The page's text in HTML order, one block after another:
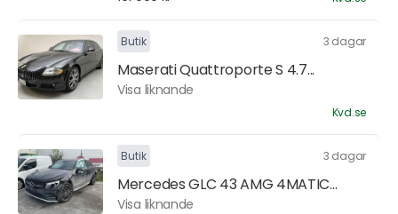
Butik 3 dagar
Maserati Quattroporte S 4.7...
Visa liknande
Kvd.se
Butik 3 dagar
Mercedes GLC 43 AMG 4MATIC...
Visa liknande